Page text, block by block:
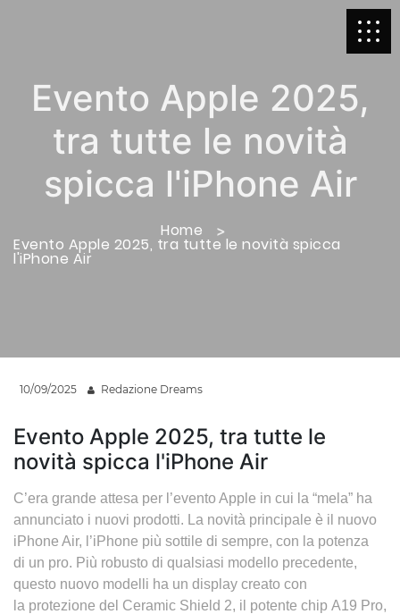
Evento Apple 2025,
tra tutte le novità
spicca l'iPhone Air
Home
Evento Apple 2025, tra tutte le novità spicca
l'iPhone Air
10/09/2025 Redazione Dreams
Evento Apple 2025, tra tutte le
novità spicca l'iPhone Air
C’era grande attesa per l’evento Apple in cui la “mela” ha
annunciato i nuovi prodotti. La novità principale è il nuovo
iPhone Air, l’iPhone più sottile di sempre, con la potenza
di un pro. Più robusto di qualsiasi modello precedente,
questo nuovo modelli ha un display creato con
la protezione del Ceramic Shield 2, il potente chip A19 Pro,